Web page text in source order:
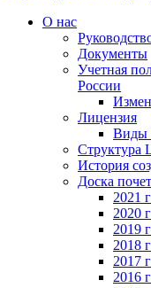
О нас
Документы
Учетная
России
Лицензия
Виды
История
Доска
2021
2020
2019
2018
2017
2016